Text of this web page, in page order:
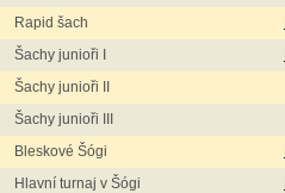
Rapid šach
Šachy junioři I
Šachy junioři II
Šachy junioři III
Bleskové Šógi
Hlavní turnaj v Šógi